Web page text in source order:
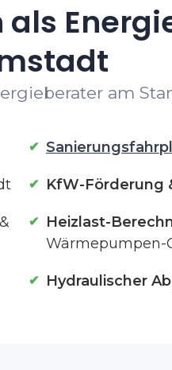
als
am
KfW-Förderung
Heizlast-
Wärmepumpen-
Hydraulischer